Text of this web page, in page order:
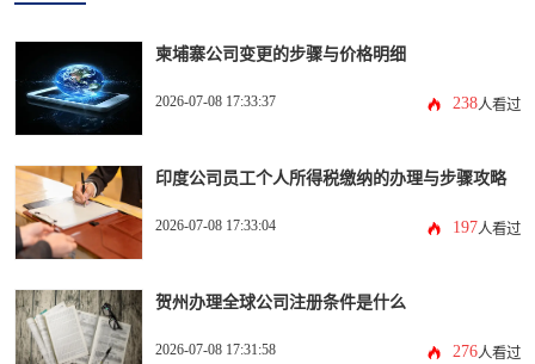
柬埔寨公司变更的步骤与价格明细
2026-07-08 17:33:37 238人看过
印度公司员工个人所得税缴纳的办理与步骤攻略
2026-07-08 17:33:04 197人看过
贺州办理全球公司注册条件是什么
2026-07-08 17:31:58 276人看过